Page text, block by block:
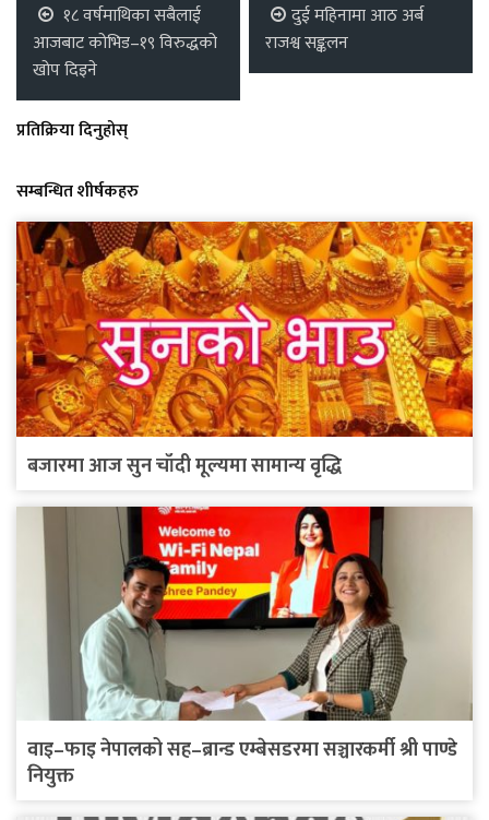
१८ वर्षमाथिका सबैलाई
आजबाट कोभिड–१९ विरुद्धको
खोप दिइने
दुई महिनामा आठ अर्ब
राजश्व सङ्कलन
प्रतिक्रिया दिनुहोस्
सम्बन्धित शीर्षकहरु
बजारमा आज सुन चाँदी मूल्यमा सामान्य वृद्धि
वाइ–फाइ नेपालको सह–ब्रान्ड एम्बेसडरमा सञ्चारकर्मी श्री पाण्डे
नियुक्त